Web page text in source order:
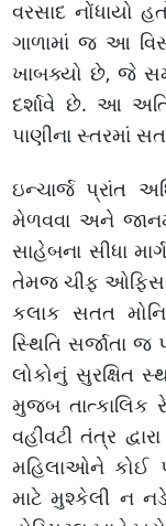
વરસાદ નોંધાયો
ગાળામાં જ આ
ખાબક્યો છે, જે
દર્શાવે છે. આ
પાણીના સ્તરમાં
ઇન્ચાર્જ પ્રાંત
મેળવવા અને
સાહેબના સીધા
તેમજ ચીફ ઓફિસર
કલાક સતત
સ્થિતિ સર્જાતા જ
લોકોનું સુરક્ષિત
મુજબ તાત્કાલિક
વહીવટી તંત્ર
મહિલાઓને કોઈ
માટે મુશ્કેલી ન